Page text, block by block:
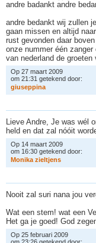
andre badankt andre
andre bedankt wij zullen
gaan missen en altijd
rust gevonden daar
onze nummer één zanger
van nederland de groeten
Op 27 maart 2009
om 21:31 getekend door:
giuseppina
Lieve Andre, Je was wél
held en dat zal nóóit
Op 14 maart 2009
om 16:30 getekend door:
Monika zieltjens
Nooit zal suri nana jou
Wat een stem! wat een
Het ga je goed! God
Op 25 februari 2009
om 23:26 getekend door: